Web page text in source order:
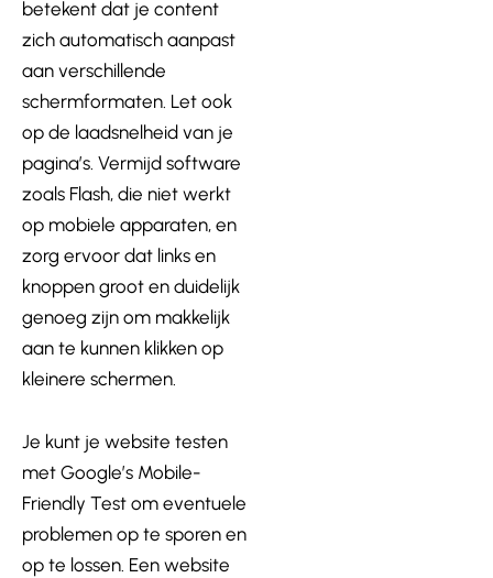
betekent dat je content
zich automatisch aanpast
aan verschillende
schermformaten. Let ook
op de laadsnelheid van je
pagina’s. Vermijd software
zoals Flash, die niet werkt
op mobiele apparaten, en
zorg ervoor dat links en
knoppen groot en duidelijk
genoeg zijn om makkelijk
aan te kunnen klikken op
kleinere schermen.
Je kunt je website testen
met Google’s Mobile-
Friendly Test om eventuele
problemen op te sporen en
op te lossen. Een website